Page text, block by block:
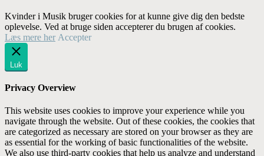
Kvinder i Musik bruger cookies for at kunne give dig den bedste
oplevelse. Ved at bruge siden accepterer du brugen af cookies.
Læs mere her Accepter
Luk
Privacy Overview
This website uses cookies to improve your experience while you
navigate through the website. Out of these cookies, the cookies that
are categorized as necessary are stored on your browser as they are
as essential for the working of basic functionalities of the website.
We also use third-party cookies that help us analyze and understand